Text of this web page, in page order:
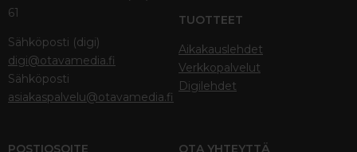
61
Sähköposti (digi)
digi@otavamedia.fi
Sähköposti
asiakaspalvelu@otavamedia.fi
TUOTTEET
Aikakauslehdet
Verkkopalvelut
Digilehdet
POSTIOSOITE OTA YHTEYTTÄ